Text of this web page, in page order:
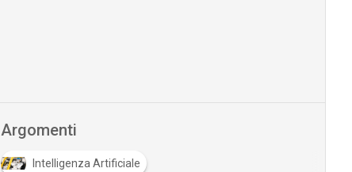
Argomenti
Intelligenza Artificiale